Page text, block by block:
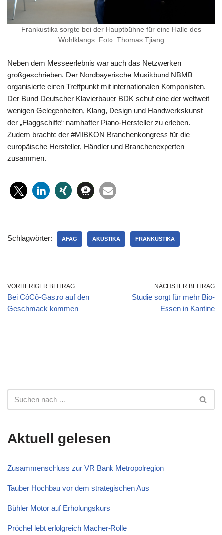
Frankustika sorgte bei der Hauptbühne für eine Halle des
Wohlklangs. Foto: Thomas Tjiang
Neben dem Messeerlebnis war auch das Netzwerken
großgeschrieben. Der Nordbayerische Musikbund NBMB
organisierte einen Treffpunkt mit internationalen Komponisten.
Der Bund Deutscher Klavierbauer BDK schuf eine der weltweit
wenigen Gelegenheiten, Klang, Design und Handwerkskunst
der „Flaggschiffe“ namhafter Piano-Hersteller zu erleben.
Zudem brachte der #MIBKON Branchenkongress für die
europäische Hersteller, Händler und Branchenexperten
zusammen.
Schlagwörter: AFAG AKUSTIKA FRANKUSTIKA
VORHERIGER BEITRAG
Bei CôCô-Gastro auf den
Geschmack kommen
NÄCHSTER BEITRAG
Studie sorgt für mehr Bio-
Essen in Kantine
Aktuell gelesen
Zusammenschluss zur VR Bank Metropolregion
Tauber Hochbau vor dem strategischen Aus
Bühler Motor auf Erholungskurs
Pröchel lebt erfolgreich Macher-Rolle